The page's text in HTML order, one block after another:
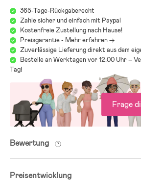
- Frei von PFC.
- HINWEIS: Didriksons fallen in der Regel
- Futter: 100 % Polyamid.
- Wattierung: 100 % Polyester.
- Außenstoff: 100 % Polyamid.
Größe und Passform:
Größe des Models: 118 cm
Unser Model trägt Größe: 120
365-Tage-Rückgaberecht
Zahle sicher und einfach mit Paypal
Kostenfreie Zustellung nach Hause!
Preisgarantie - Mehr erfahren ->
Zuverlässige Lieferung direkt aus dem
Bestelle an Werktagen vor 12:00 Uhr –
Tag!
Frage
Bewertung
Preisentwicklung